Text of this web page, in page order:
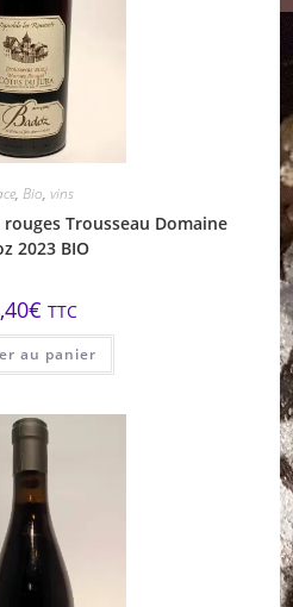
, Bio, vins
Trousseau Domaine
2023 BIO
€ TTC
au panier